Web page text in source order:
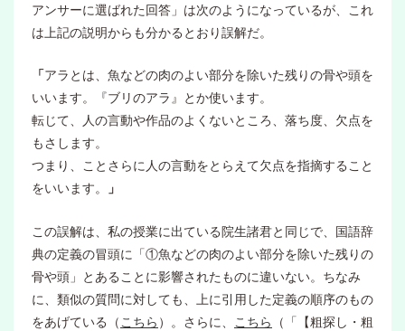
アンサーに選ばれた回答」は次のようになっているが、これ
は上記の説明からも分かるとおり誤解だ。
「アラとは、魚などの肉のよい部分を除いた残りの骨や頭を
いいます。『ブリのアラ』とか使います。
転じて、人の言動や作品のよくないところ、落ち度、欠点を
もさします。
つまり、ことさらに人の言動をとらえて欠点を指摘すること
をいいます。
」
この誤解は、私の授業に出ている院生諸君と同じで、国語辞
典の定義の冒頭に「①魚などの肉のよい部分を除いた残りの
骨や頭」とあることに影響されたものに違いない。ちなみ
に、類似の質問に対しても、上に引用した定義の順序のもの
をあげている（ こちら ）。さらに、 こちら （「【粗探し・粗